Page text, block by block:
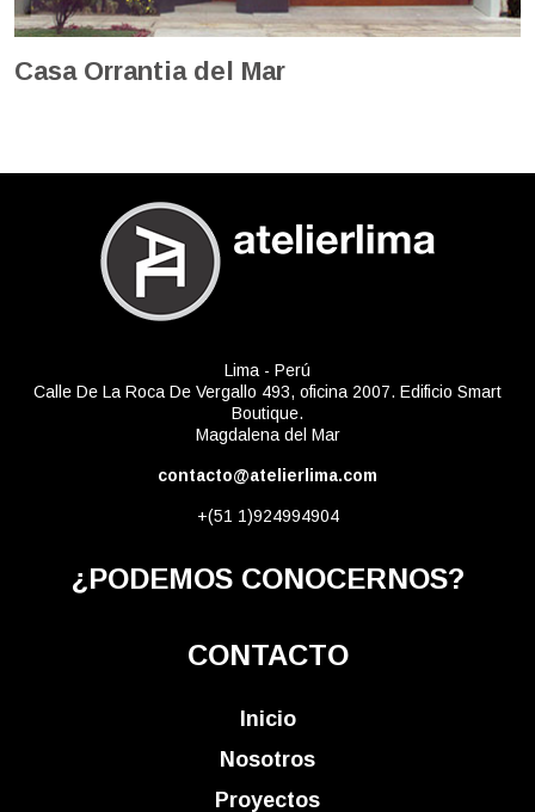
Casa Orrantia del Mar
Lima - Perú
Calle De La Roca De Vergallo 493, oficina 2007. Edificio Smart
Boutique.
Magdalena del Mar
contacto@atelierlima.com
+(51 1)924994904
¿PODEMOS CONOCERNOS?
CONTACTO
Inicio
Nosotros
Proyectos